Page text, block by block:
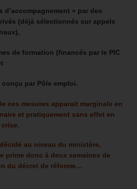
d’accompagnement » par des
(déjà sélectionnés sur appels
de formation (financés par le PIC
par Pôle emploi.
ces mesures apparait marginale en
et pratiquement sans effet en
au niveau du ministère,
prime donc à deux semaines de
du décret de réforme…